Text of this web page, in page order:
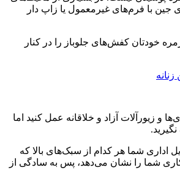
جین با فرم‌های غیرمعمول یا زاپ دار
خودتان کفش‌های جلوباز را در کنار
و زیورآلات آزاد و خلاقانه عمل کنید اما
اداری شما هر کدام از سبک‌های بالا که
شما را نشان می‌دهد، پس به سادگی از